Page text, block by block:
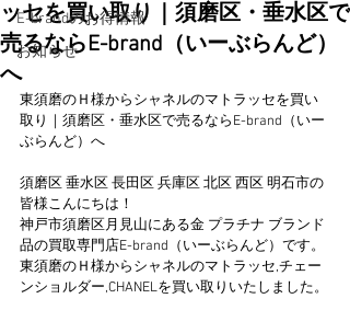
E-brandのお得情報
お知らせ
ッセを買い取り｜須磨区・垂水区で
売るならE-brand（いーぶらんど）
へ
東須磨のＨ様からシャネルのマトラッセを買い
取り｜須磨区・垂水区で売るならE-brand（いー
ぶらんど）へ
須磨区 垂水区 長田区 兵庫区 北区 西区 明石市の
皆様こんにちは！
神戸市須磨区月見山にある金 プラチナ ブランド
品の買取専門店E-brand（いーぶらんど）です。
東須磨のＨ様からシャネルのマトラッセ,チェー
ンショルダー,CHANELを買い取りいたしました。